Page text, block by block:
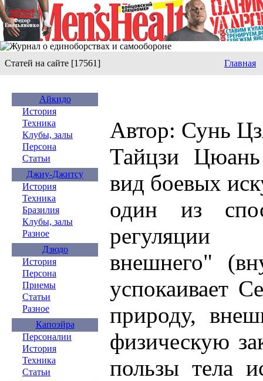
Статей на сайте [17561] Главная
Айкидо
История
Техника
Клубы, залы
Персона
Статьи
Джиу-Джитсу
История
Техника
Бразилия
Клубы, залы
Разное
Дзюдо
История
Персона
Приемы
Статьи
Разное
Капоэйра
Персоналии
История
Техника
Статьи
Автор: Сунь
Тайцзи
вид боевых
один из
регуляции
внешнего"
успокаивает
природу,
физическую
пользы тела